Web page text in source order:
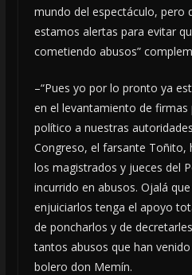
mundo del espectáculo, pero
estamos alertas para evitar
cometiendo abusos”
–“Pues yo por lo pronto ya
en el levantamiento de firmas
político a nuestras
Congreso, el farsante Toñito,
los magistrados y jueces del
incurrido en abusos. Ojalá
enjuiciarlos tenga el apoyo
de poncharlos y de
tantos abusos que han
bolero don Memín.